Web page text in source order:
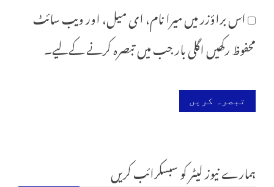
اس براؤزر میں میرا نام، ای میل، اور ویب سائٹ
محفوظ رکھیں اگلی بار جب میں تبصرہ کرنے کےلیے۔
ہمارے نیوز لیٹر کو سبسکرائب کریں